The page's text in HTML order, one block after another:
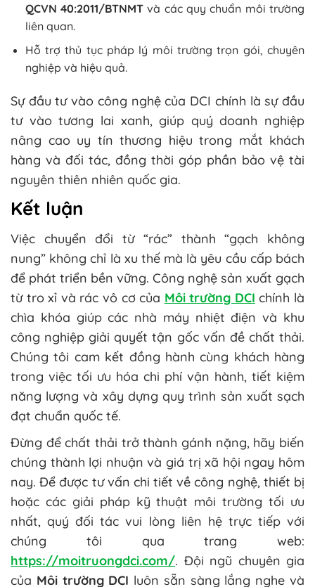
QCVN 40:2011/BTNMT và các quy chuẩn môi trường
liên quan.
Hỗ trợ thủ tục pháp lý môi trường trọn gói, chuyên
nghiệp và hiệu quả.
Sự đầu tư vào công nghệ của DCI chính là sự đầu
tư vào tương lai xanh, giúp quý doanh nghiệp
nâng cao uy tín thương hiệu trong mắt khách
hàng và đối tác, đồng thời góp phần bảo vệ tài
nguyên thiên nhiên quốc gia.
Kết luận
Việc chuyển đổi từ “rác” thành “gạch không
nung” không chỉ là xu thế mà là yêu cầu cấp bách
để phát triển bền vững. Công nghệ sản xuất gạch
từ tro xỉ và rác vô cơ của Môi trường DCI chính là
chìa khóa giúp các nhà máy nhiệt điện và khu
công nghiệp giải quyết tận gốc vấn đề chất thải.
Chúng tôi cam kết đồng hành cùng khách hàng
trong việc tối ưu hóa chi phí vận hành, tiết kiệm
năng lượng và xây dựng quy trình sản xuất sạch
đạt chuẩn quốc tế.
Đừng để chất thải trở thành gánh nặng, hãy biến
chúng thành lợi nhuận và giá trị xã hội ngay hôm
nay. Để được tư vấn chi tiết về công nghệ, thiết bị
hoặc các giải pháp kỹ thuật môi trường tối ưu
nhất, quý đối tác vui lòng liên hệ trực tiếp với
chúng tôi qua trang web:
https://moitruongdci.com/. Đội ngũ chuyên gia
của Môi trường DCI luôn sẵn sàng lắng nghe và